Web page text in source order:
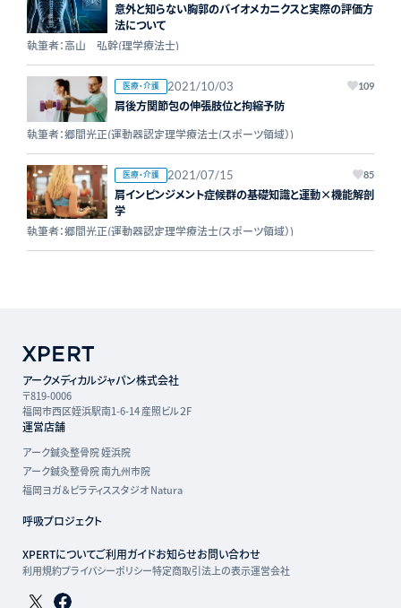
意外と知らない胸郭のバイオメカニクスと実際の評価方
法について
執筆者：高山 弘幹(理学療法士)
医療・介護 2021/10/03 109
肩後方関節包の伸張肢位と拘縮予防
執筆者：郷間光正(運動器認定理学療法士(スポーツ領域）)
医療・介護 2021/07/15 85
肩インピンジメント症候群の基礎知識と運動×機能解剖
学
執筆者：郷間光正(運動器認定理学療法士(スポーツ領域）)
アークメディカルジャパン株式会社
〒819-0006
福岡市西区姪浜駅南1-6-14 産照ビル２F
運営店舗
アーク鍼灸整骨院 姪浜院
アーク鍼灸整骨院 南九州市院
福岡ヨガ＆ピラティススタジオ Natura
呼吸プロジェクト
XPERTについてご利用ガイドお知らせお問い合わせ
利用規約プライバシーポリシー特定商取引法上の表示運営会社